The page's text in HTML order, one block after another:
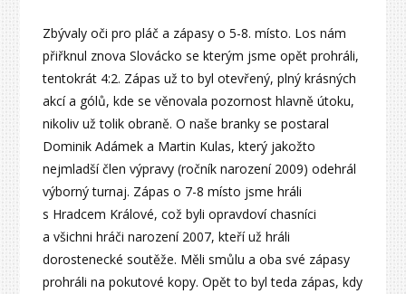
Zbývaly oči pro pláč a zápasy o 5-8. místo. Los nám
přiřknul znova Slovácko se kterým jsme opět prohráli,
tentokrát 4:2. Zápas už to byl otevřený, plný krásných
akcí a gólů, kde se věnovala pozornost hlavně útoku,
nikoliv už tolik obraně. O naše branky se postaral
Dominik Adámek a Martin Kulas, který jakožto
nejmladší člen výpravy (ročník narození 2009) odehrál
výborný turnaj. Zápas o 7-8 místo jsme hráli
s Hradcem Králové, což byli opravdoví chasníci
a všichni hráči narození 2007, kteří už hráli
dorostenecké soutěže. Měli smůlu a oba své zápasy
prohráli na pokutové kopy. Opět to byl teda zápas, kdy